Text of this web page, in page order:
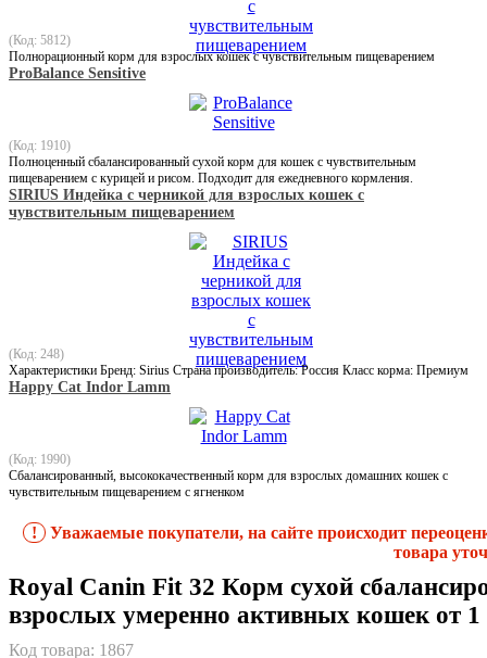
(Код: 5812)
Полнорационный корм для взрослых кошек с чувствительным пищеварением
ProBalance Sensitive
(Код: 1910)
Полноценный сбалансированный сухой корм для кошек с чувствительным
пищеварением с курицей и рисом. Подходит для ежедневного кормления.
SIRIUS Индейка с черникой для взрослых кошек с
чувствительным пищеварением
(Код: 248)
Характеристики Бренд: Sirius Страна производитель: Россия Класс корма: Премиум
Happy Cat Indor Lamm
(Код: 1990)
Сбалансированный, высококачественный корм для взрослых домашних кошек с
чувствительным пищеварением с ягненком
!
Уважаемые покупатели, на сайте происходит
товара
Royal Canin Fit 32 Корм сухой
взрослых умеренно активных кошек от 1
Код товара: 1867